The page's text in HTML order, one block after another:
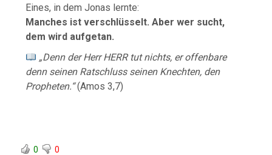
Eines, in dem Jonas lernte:
Manches ist verschlüsselt. Aber wer sucht,
dem wird aufgetan.
„Denn der Herr HERR tut nichts, er offenbare
denn seinen Ratschluss seinen Knechten, den
Propheten.“(Amos 3,7)
0 0